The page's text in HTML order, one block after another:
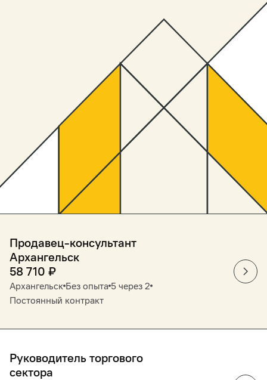
Продавец-консультант
Архангельск
58 710 ₽
Архангельск Без опыта 5 через 2
Постоянный контракт
Руководитель торгового
сектора